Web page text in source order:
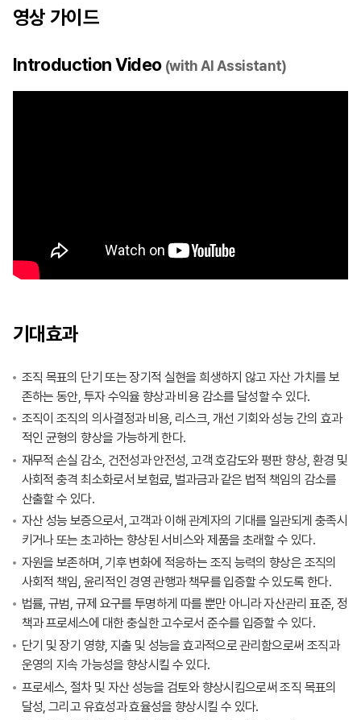
영상 가이드
Introduction Video (with AI Assistant)
기대효과
조직 목표의 단기 또는 장기적 실현을 희생하지 않고 자산 가치를 보
존하는 동안, 투자 수익율 향상과 비용 감소를 달성할 수 있다.
조직이 조직의 의사결정과 비용, 리스크, 개선 기회와 성능 간의 효과
적인 균형의 향상을 가능하게 한다.
재무적 손실 감소, 건전성과 안전성, 고객 호감도와 평판 향상, 환경 및
사회적 충격 최소화로서 보험료, 벌과금과 같은 법적 책임의 감소를
산출할 수 있다.
자산 성능 보증으로서, 고객과 이해 관계자의 기대를 일관되게 충족시
키거나 또는 초과하는 향상된 서비스와 제품을 초래할 수 있다.
자원을 보존하며, 기후 변화에 적응하는 조직 능력의 향상은 조직의
사회적 책임, 윤리적인 경영 관행과 책무를 입증할 수 있도록 한다.
법률, 규범, 규제 요구를 투명하게 따를 뿐만 아니라 자산관리 표준, 정
책과 프로세스에 대한 충실한 고수로서 준수를 입증할 수 있다.
단기 및 장기 영향, 지출 및 성능을 효과적으로 관리함으로써 조직과
운영의 지속 가능성을 향상시킬 수 있다.
프로세스, 절차 및 자산 성능을 검토와 향상시킴으로써 조직 목표의
달성, 그리고 유효성과 효율성을 향상시킬 수 있다.